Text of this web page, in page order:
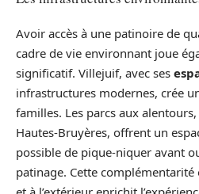
Avoir accès à une patinoire de
cadre de vie environnant joue
significatif. Villejuif, avec ses
infrastructures modernes, crée
familles. Les parcs aux
Hautes-Bruyères, offrent un
possible de pique-niquer avant
patinage. Cette complémentarité